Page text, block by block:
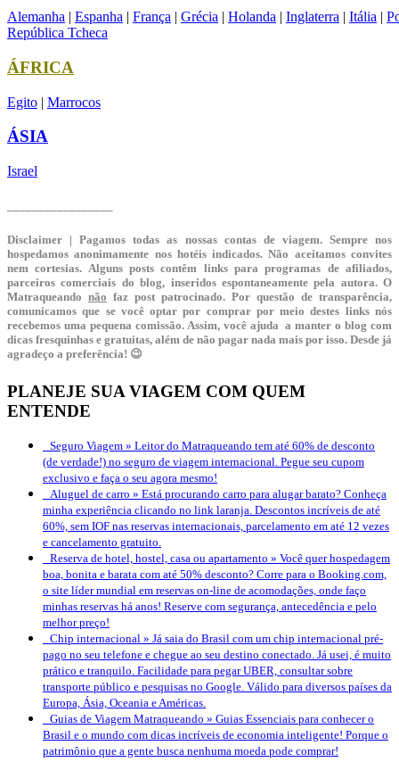
Alemanha | Espanha | França | Grécia | Holanda | Inglaterra | Itália |
República Tcheca
ÁFRICA
Egito | Marrocos
ÁSIA
Israel
Disclaimer | Pagamos todas as nossas contas de viagem. Sempre nos
hospedamos anonimamente nos hotéis indicados. Não aceitamos convites
nem cortesias. Alguns posts contêm links para programas de afiliados,
parceiros comerciais do blog, inseridos espontaneamente pela autora. O
Matraqueando não faz post patrocinado. Por questão de transparência,
comunicamos que se você optar por comprar por meio destes links nós
recebemos uma pequena comissão. Assim, você ajuda a manter o blog com
dicas fresquinhas e gratuitas, além de não pagar nada mais por isso. Desde já
agradeço a preferência! 😉
PLANEJE SUA VIAGEM COM QUEM
ENTENDE
Seguro Viagem » Leitor do Matraqueando tem até 60% de desconto
(de verdade!) no seguro de viagem internacional. Pegue seu cupom
exclusivo e faça o seu agora mesmo!
Aluguel de carro » Está procurando carro para alugar barato? Conheça
minha experiência clicando no link laranja. Descontos incríveis de até
60%, sem IOF nas reservas internacionais, parcelamento em até 12 vezes
e cancelamento gratuito.
Reserva de hotel, hostel, casa ou apartamento » Você quer hospedagem
boa, bonita e barata com até 50% desconto? Corre para o Booking.com,
o site líder mundial em reservas on-line de acomodações, onde faço
minhas reservas há anos! Reserve com segurança, antecedência e pelo
melhor preço!
Chip internacional » Já saia do Brasil com um chip internacional pré-
pago no seu telefone e chegue ao seu destino conectado. Já usei, é muito
prático e tranquilo. Facilidade para pegar UBER, consultar sobre
transporte público e pesquisas no Google. Válido para diversos países da
Europa, Ásia, Oceania e Américas.
Guias de Viagem Matraqueando » Guias Essenciais para conhecer o
Brasil e o mundo com dicas incríveis de economia inteligente! Porque o
patrimônio que a gente busca nenhuma moeda pode comprar!